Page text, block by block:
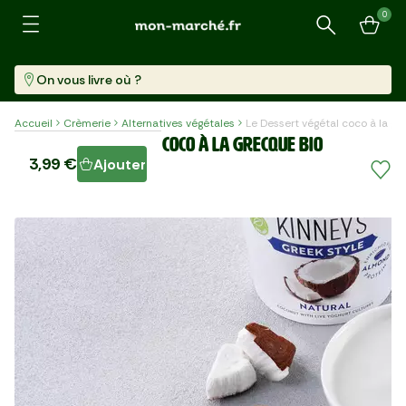
Recherche
0
On vous livre où ?
Accueil Crèmerie Alternatives végétales Le Dessert végétal coco à la
Le Dessert végétal coco à la grecque BIO
3,99 € Ajouter